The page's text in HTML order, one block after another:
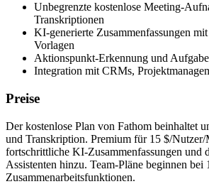
Unbegrenzte kostenlose Meeting-
Transkriptionen
KI-generierte Zusammenfassungen
Vorlagen
Aktionspunkt-Erkennung und
Integration mit CRMs,
Preise
Der kostenlose Plan von Fathom beinhaltet
und Transkription. Premium für 15 $/
fortschrittliche KI-Zusammenfassungen und
Assistenten hinzu. Team-Pläne beginnen
Zusammenarbeitsfunktionen.